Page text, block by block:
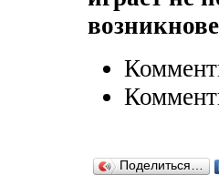
Поделиться…